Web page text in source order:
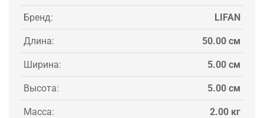
Бренд: LIFAN
Длина: 50.00 см
Ширина: 5.00 см
Высота: 5.00 см
Масса: 2.00 кг